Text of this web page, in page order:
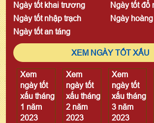
Ngày tốt khai trương
Ngày tốt đổ
Ngày tốt nhập trạch
Ngày
Ngày tốt an táng
XEM NGÀY TỐT XẤU
Xem
ngày tốt
xấu tháng
1 năm
2023
Xem
ngày tốt
xấu tháng
2 năm
2023
Xem
ngày tốt
xấu tháng
3 năm
2023